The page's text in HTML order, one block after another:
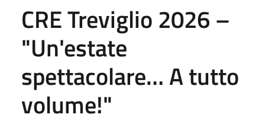
CRE Treviglio 2026 –
"Un'estate
spettacolare… A tutto
volume!"